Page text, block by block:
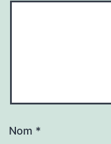
Nom *